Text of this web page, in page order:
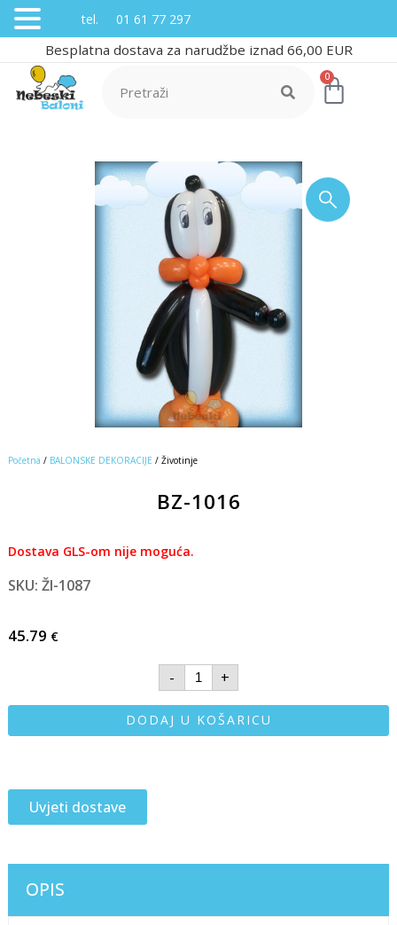
Besplatna dostava za narudžbe iznad 66,00 EUR
0
Početna / BALONSKE DEKORACIJE / Životinje
BZ-1016
Dostava GLS-om nije moguća.
SKU: ŽI-1087
45.79 €
- +
DODAJ U KOŠARICU
Uvjeti dostave
OPIS
tel. 01 61 77 297